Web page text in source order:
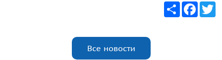
Share
Все новости